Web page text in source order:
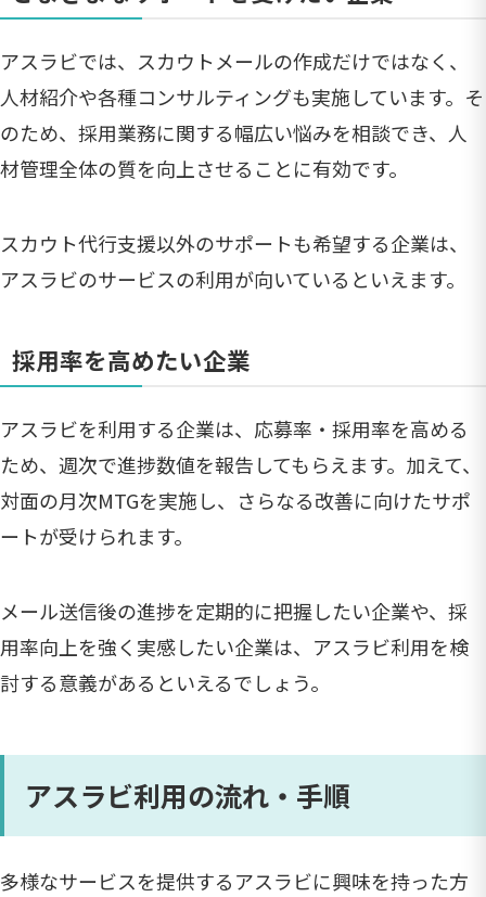
アスラビでは、スカウトメールの作成だけではなく、
人材紹介や各種コンサルティングも実施しています。そ
のため、採用業務に関する幅広い悩みを相談でき、人
材管理全体の質を向上させることに有効です。
スカウト代行支援以外のサポートも希望する企業は、
アスラビのサービスの利用が向いているといえます。
採用率を高めたい企業
アスラビを利用する企業は、応募率・採用率を高める
ため、週次で進捗数値を報告してもらえます。加えて、
対面の月次MTGを実施し、さらなる改善に向けたサポ
ートが受けられます。
メール送信後の進捗を定期的に把握したい企業や、採
用率向上を強く実感したい企業は、アスラビ利用を検
討する意義があるといえるでしょう。
アスラビ利用の流れ・手順
多様なサービスを提供するアスラビに興味を持った方